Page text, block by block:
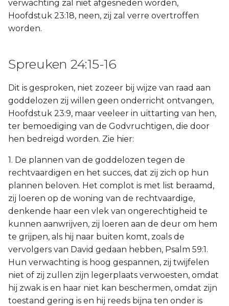
verwachting zal niet afgesneden worden,
Hoofdstuk 23:18, neen, zij zal verre overtroffen
worden.
Spreuken 24:15-16
Dit is gesproken, niet zozeer bij wijze van raad aan
goddelozen zij willen geen onderricht ontvangen,
Hoofdstuk 23:9, maar veeleer in uittarting van hen,
ter bemoediging van de Godvruchtigen, die door
hen bedreigd worden. Zie hier:
1. De plannen van de goddelozen tegen de
rechtvaardigen en het succes, dat zij zich op hun
plannen beloven. Het complot is met list beraamd,
zij loeren op de woning van de rechtvaardige,
denkende haar een vlek van ongerechtigheid te
kunnen aanwrijven, zij loeren aan de deur om hem
te grijpen, als hij naar buiten komt, zoals de
vervolgers van David gedaan hebben, Psalm 59:1.
Hun verwachting is hoog gespannen, zij twijfelen
niet of zij zullen zijn legerplaats verwoesten, omdat
hij zwak is en haar niet kan beschermen, omdat zijn
toestand gering is en hij reeds bijna ten onder is